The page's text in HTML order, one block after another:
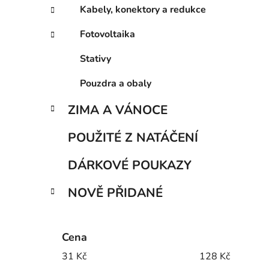
Kabely, konektory a redukce
Fotovoltaika
Stativy
Pouzdra a obaly
ZIMA A VÁNOCE
POUŽITÉ Z NATÁČENÍ
DÁRKOVÉ POUKAZY
NOVĚ PŘIDANÉ
Cena
31 Kč 128 Kč